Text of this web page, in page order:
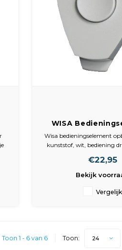
WISA
Wisa bedieningselement
kunststof, wit, bediening
DruktoetsTen behoeve
€22,95
Bekijk
Vergelijk
Toon 1 - 6 van 6 Toon: 24